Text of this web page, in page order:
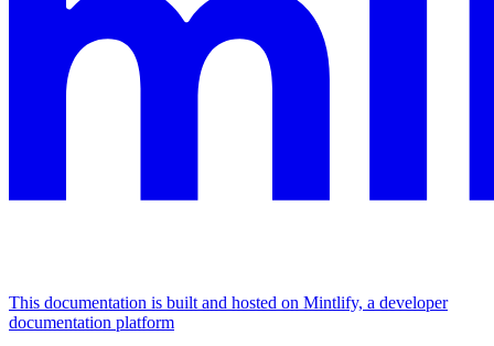
This documentation is built and hosted on Mintlify, a developer
documentation platform